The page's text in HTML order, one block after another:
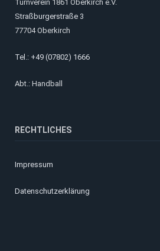
Turnverein 1861 Oberkirch e.V.
Straßburgerstraße 3
77704 Oberkirch
Tel.: +49 (07802) 1666
Abt.: Handball
RECHTLICHES
Impressum
Datenschutzerklärung